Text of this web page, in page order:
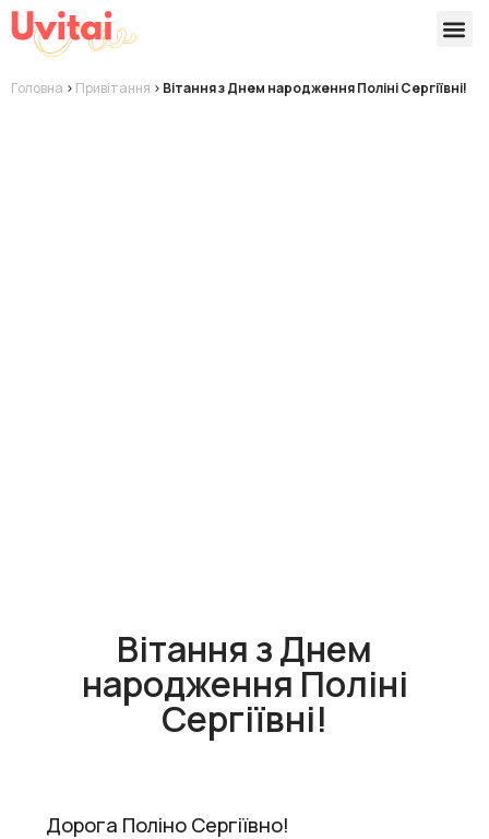
Головна > Привітання > Вітання з Днем народження Поліні Сергіївні!
Вітання з Днем
народження Поліні
Сергіївні!
Дорога Поліно Сергіївно!